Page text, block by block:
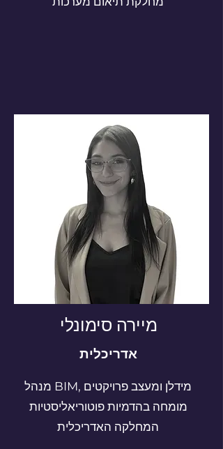
מיירה סימונלי
אדריכלית
מנהל BIM, מידלן ומעצב פרויקטים
מומחה בהדמיות פוטוריאליסטיות
המחלקה האדריכלית